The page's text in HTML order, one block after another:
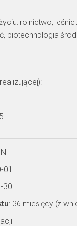
rolnictwo,
biotechnologia
01
30
: 36 miesięcy (z